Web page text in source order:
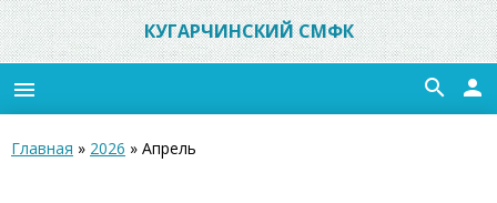
КУГАРЧИНСКИЙ СМФК
menu person
search
Главная » 2026 » Апрель